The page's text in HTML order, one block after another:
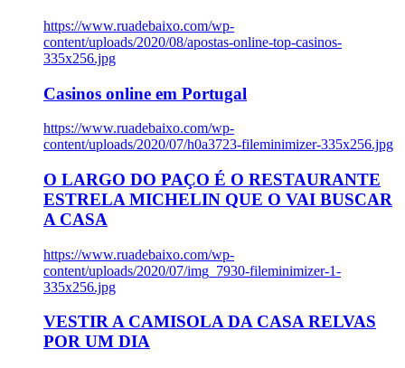
https://www.ruadebaixo.com/wp-
content/uploads/2020/08/apostas-online-top-casinos-
335x256.jpg
Casinos online em Portugal
https://www.ruadebaixo.com/wp-
content/uploads/2020/07/h0a3723-fileminimizer-335x256.jpg
O LARGO DO PAÇO É O RESTAURANTE
ESTRELA MICHELIN QUE O VAI BUSCAR
A CASA
https://www.ruadebaixo.com/wp-
content/uploads/2020/07/img_7930-fileminimizer-1-
335x256.jpg
VESTIR A CAMISOLA DA CASA RELVAS
POR UM DIA